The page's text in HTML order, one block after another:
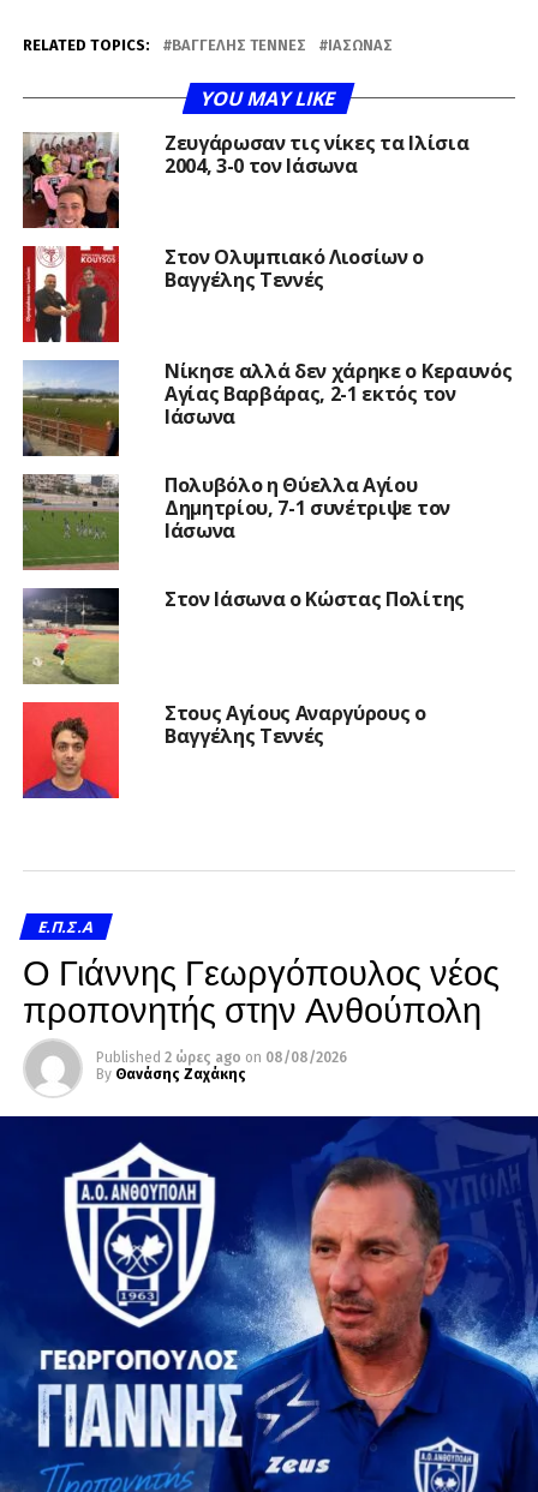
RELATED TOPICS: ΒΑΓΓΈΛΗΣ ΤΕΝΝΈΣ ΙΑΣΩΝΑΣ
YOU MAY LIKE
Ζευγάρωσαν τις νίκες τα Ιλίσια
2004, 3-0 τον Ιάσωνα
Στον Ολυμπιακό Λιοσίων ο
Βαγγέλης Τεννές
Νίκησε αλλά δεν χάρηκε ο Κεραυνός
Αγίας Βαρβάρας, 2-1 εκτός τον
Ιάσωνα
Πολυβόλο η Θύελλα Αγίου
Δημητρίου, 7-1 συνέτριψε τον
Ιάσωνα
Στον Ιάσωνα ο Κώστας Πολίτης
Στους Αγίους Αναργύρους ο
Βαγγέλης Τεννές
Ε.Π.Σ.Α
Ο Γιάννης Γεωργόπουλος νέος
προπονητής στην Ανθούπολη
Published 2 ώρες ago on 08/08/2026
By Θανάσης Ζαχάκης